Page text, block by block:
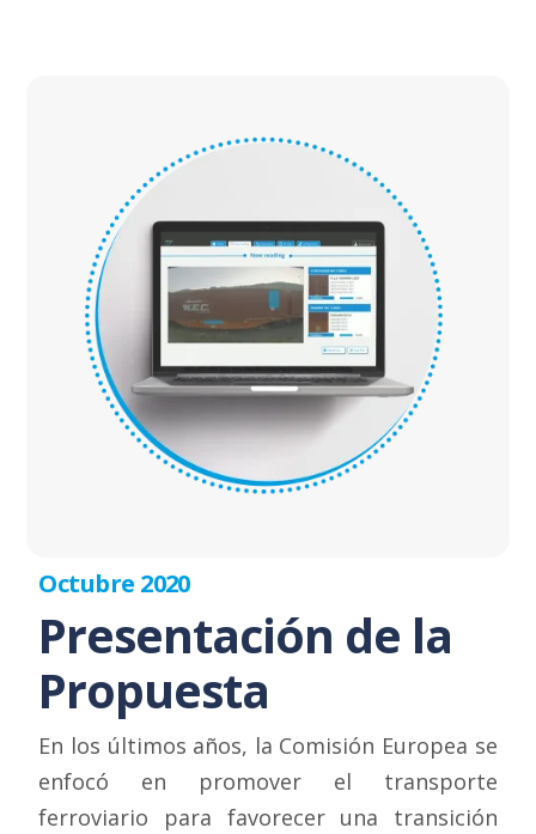
Octubre 2020
Presentación de la
Propuesta
En los últimos años, la Comisión Europea se
enfocó en promover el transporte
ferroviario para favorecer una transición